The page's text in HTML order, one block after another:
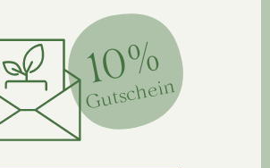
10%
Gutschein